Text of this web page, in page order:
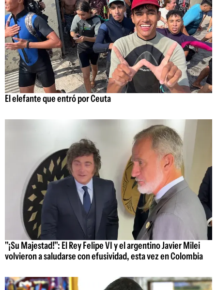
El elefante que entró por Ceuta
"¡Su Majestad!": El Rey Felipe VI y el argentino Javier Milei
volvieron a saludarse con efusividad, esta vez en Colombia